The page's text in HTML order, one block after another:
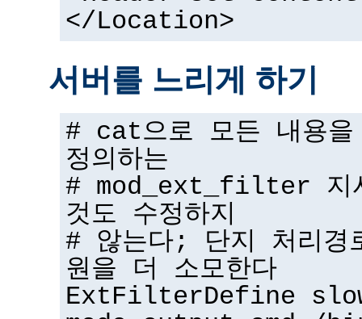
</Location>
서버를 느리게 하기
# cat으로 모든 내용을
정의하는
# mod_ext_filter 지
것도 수정하지
# 않는다; 단지 처리경
원을 더 소모한다
ExtFilterDefine